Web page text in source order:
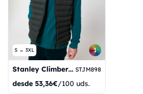
S → 3XL 1
Stanley Climber con textura similar a la lana STJM898
desde 53,36€/100 uds.